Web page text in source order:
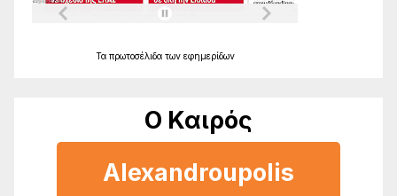
Τα πρωτοσέλιδα των εφημερίδων
Ο Καιρός
Alexandroupolis